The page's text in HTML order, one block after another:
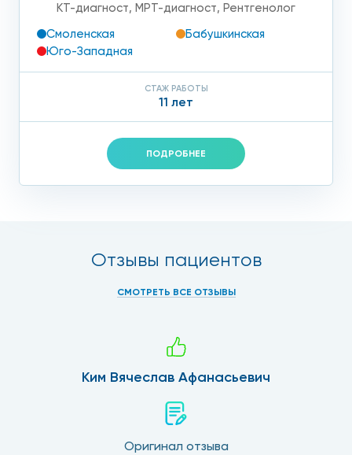
КТ-диагност, МРТ-диагност, Рентгенолог
Смоленская
Бабушкинская
Юго-Западная
СТАЖ РАБОТЫ
11 лет
ПОДРОБНЕЕ
Отзывы пациентов
СМОТРЕТЬ ВСЕ ОТЗЫВЫ
Ким Вячеслав Афанасьевич
Оригинал отзыва